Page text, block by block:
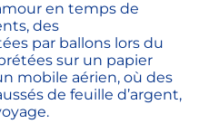
en temps de
des
par ballons lors du
sur un papier
mobile aérien, où des
de feuille d’argent,